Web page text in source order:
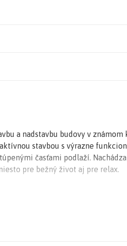
a nadstavbu budovy v
stavbou s výrazne
časťami podlaží.
pre bežný život aj pre relax.
skladá z jedného podzemného
bytov má balkón alebo terasu.